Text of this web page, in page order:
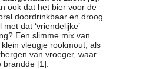
ook dat het bier voor de
doordrinkbaar en droog
dat ‘vriendelijke’
Een slimme mix van
vleugje rookmout, als
van vroeger, waar
[1].